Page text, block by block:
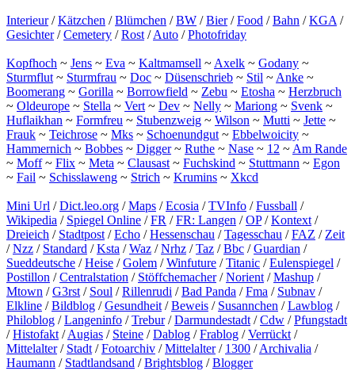
Interieur/Kätzchen /Blümchen /BW /Bier/Food /Bahn /KGA /
Gesichter/Cemetery /Rost /Auto /Photofriday
Kopfhoch ~ Jens ~ Eva ~ Kaltmamsell ~ Axelk ~ Godany ~
Sturmflut ~ Sturmfrau ~ Doc ~ Düsenschrieb ~ Stil ~ Anke ~
Boomerang ~ Gorilla ~ Borrowfield ~ Zebu ~ Etosha ~ Herzbruch
~ Oldeurope ~ Stella ~ Vert ~ Dev ~ Nelly ~ Mariong ~ Svenk ~
Huflaikhan ~ Formfreu ~ Stubenzweig ~ Wilson ~ Mutti ~ Jette ~
Frauk ~ Teichrose ~ Mks ~ Schoenundgut ~ Ebbelwoicity ~
Hammernich ~ Bobbes ~ Digger~ Ruthe ~ Nase ~ 12 ~ Am Rande
~ Moff~ Flix ~ Meta ~ Clausast ~ Fuchskind ~ Stuttmann ~ Egon
~ Fail ~ Schisslaweng ~ Strich ~ Krumins ~ Xkcd
Mini Url /Dict.leo.org /Maps /Ecosia /TVInfo /Fussball /
Wikipedia / Spiegel Online /FR /FR: Langen /OP/Kontext /
Dreieich / Stadtpost /Echo /Hessenschau /Tagesschau /FAZ / Zeit
/Nzz / Standard /Ksta /Waz /Nrhz /Taz /Bbc /Guardian /
Sueddeutsche /Heise /Golem /Winfuture /Titanic /Eulenspiegel /
Postillon /Centralstation / Stöffchemacher/Norient /Mashup /
Mtown /G3rst / Soul /Rillenrudi /Bad Panda /Fma / Subnav /
Elkline /Bildblog /Gesundheit /Beweis / Susannchen /Lawblog /
Philoblog /Langeninfo /Trebur/Darmundestadt /Cdw /Pfungstadt
/Histofakt /Augias / Steine /Dablog /Frablog /Verrückt /
Mittelalter/ Stadt /Fotoarchiv /Mittelalter/ 1300 /Archivalia /
Haumann / Stadtlandsand /Brightsblog /Blogger